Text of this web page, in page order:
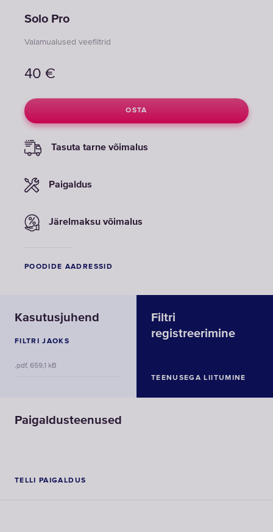
Solo Pro
Valamualused veefiltrid
40 €
OSTA
Tasuta tarne võimalus
Paigaldus
Järelmaksu võimalus
POODIDE AADRESSID
Kasutusjuhend
FILTRI JAOKS
.pdf, 659,1 kB
Filtri
registreerimine
TEENUSEGA LIITUMINE
Paigaldusteenused
TELLI PAIGALDUS